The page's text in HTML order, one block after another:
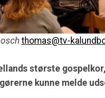
thomas@tv-
største
kunne melde